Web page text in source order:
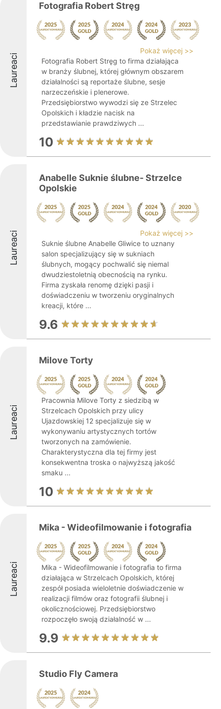
Laureaci
Fotografia Robert Stręg
Pokaż więcej >>
Fotografia Robert Stręg to firma działająca
w branży ślubnej, której głównym obszarem
działalności są reportaże ślubne, sesje
narzeczeńskie i plenerowe.
Przedsiębiorstwo wywodzi się ze Strzelec
Opolskich i kładzie nacisk na
przedstawianie prawdziwych ...
10
Laureaci
Anabelle Suknie ślubne- Strzelce
Opolskie
Pokaż więcej >>
Suknie ślubne Anabelle Gliwice to uznany
salon specjalizujący się w sukniach
ślubnych, mogący pochwalić się niemal
dwudziestoletnią obecnością na rynku.
Firma zyskała renomę dzięki pasji i
doświadczeniu w tworzeniu oryginalnych
kreacji, które ...
9.6
Laureaci
Milove Torty
Pracownia Milove Torty z siedzibą w
Strzelcach Opolskich przy ulicy
Ujazdowskiej 12 specjalizuje się w
wykonywaniu artystycznych tortów
tworzonych na zamówienie.
Charakterystyczna dla tej firmy jest
konsekwentna troska o najwyższą jakość
smaku ...
10
Laureaci
Mika - Wideofilmowanie i fotografia
Mika - Wideofilmowanie i fotografia to firma
działająca w Strzelcach Opolskich, której
zespół posiada wieloletnie doświadczenie w
realizacji filmów oraz fotografii ślubnej i
okolicznościowej. Przedsiębiorstwo
rozpoczęło swoją działalność w ...
9.9
Studio Fly Camera